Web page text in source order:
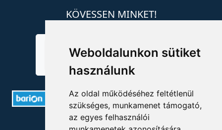
Weboldalunkon sütiket
használunk
Az oldal működéséhez feltétlenül
szükséges, munkamenet támogató,
az egyes felhasználói
KÖVESSEN MINKET!
ELÉRHETŐSÉGEK